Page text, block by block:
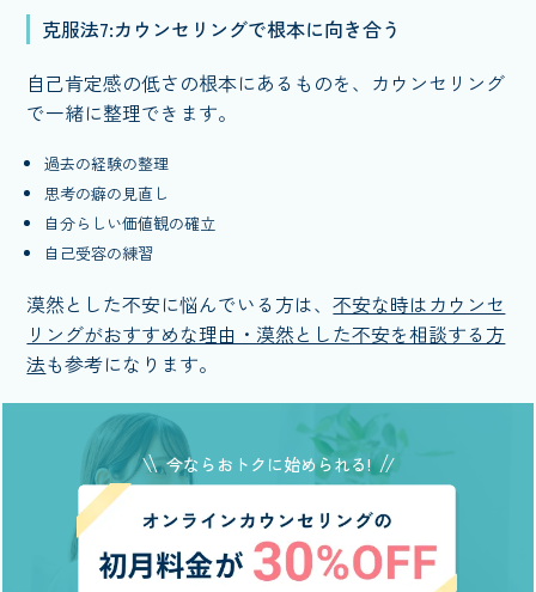
克服法7:カウンセリングで根本に向き合う
自己肯定感の低さの根本にあるものを、カウンセリング
で一緒に整理できます。
過去の経験の整理
思考の癖の見直し
自分らしい価値観の確立
自己受容の練習
漠然とした不安に悩んでいる方は、不安な時はカウンセ
リングがおすすめな理由・漠然とした不安を相談する方
法も参考になります。
今ならおトクに始められる!